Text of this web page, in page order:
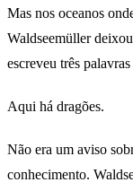
Mas nos oceanos
Waldseemüller
escreveu três
Aqui há dragões.
Não era um aviso
conhecimento.